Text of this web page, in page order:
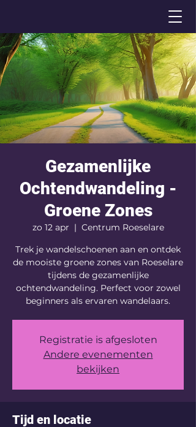
Gezamenlijke
Ochtendwandeling -
Groene Zones
zo 12 apr
  |
Centrum Roeselare
Trek je wandelschoenen aan en ontdek
de mooiste groene zones van Roeselare
tijdens de gezamenlijke
ochtendwandeling. Perfect voor zowel
beginners als ervaren wandelaars.
Registratie is afgesloten
Andere evenementen
bekijken
Tijd en locatie